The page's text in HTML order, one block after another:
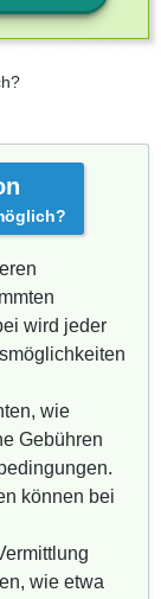
wird jeder
wie
Gebühren
können bei
wie etwa